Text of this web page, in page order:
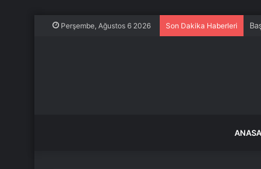
Perşembe, Ağustos 6 2026 Son Dakika Haberleri